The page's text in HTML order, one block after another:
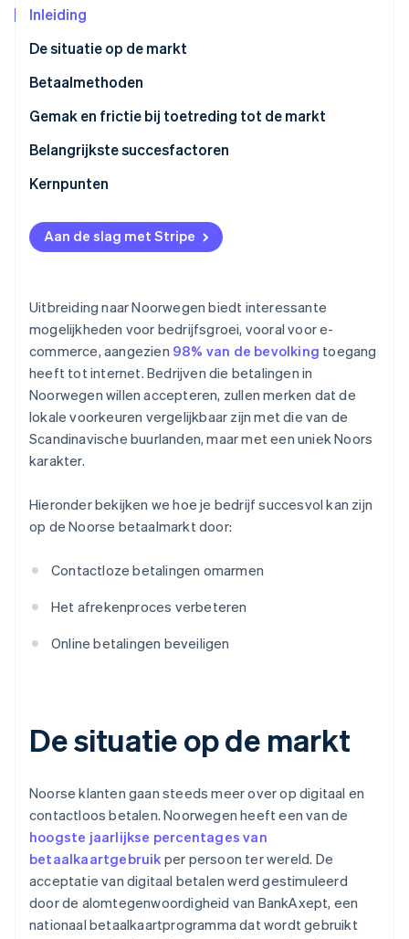
Oprichting van een start-up
Climate
CO₂-verwijdering
Identity
Ontdek hoe Stripe de economische
Nu bekijken
Ecosysteem
Partners
Inleiding
De situatie op de markt
Betaalmethoden
Huidig gebruik
Opkomende trends
Gemak en frictie bij toetreding tot de markt
Belastingen
Chargebacks en geschillen
Internationale betalingen
Beveiliging en privacy
Belangrijkste succesfactoren
Kernpunten
Contactloze betalingen gebruiken
Maak het afrekenen makkelijker
Aan de slag met Stripe
Uitbreiding naar Noorwegen biedt interessante
mogelijkheden voor bedrijfsgroei, vooral voor e-
commerce, aangezien 98% van de bevolking toegang
heeft tot internet. Bedrijven die betalingen in
Noorwegen willen accepteren, zullen merken dat de
lokale voorkeuren vergelijkbaar zijn met die van de
Scandinavische buurlanden, maar met een uniek Noors
karakter.
Hieronder bekijken we hoe je bedrijf succesvol kan zijn
op de Noorse betaalmarkt door:
Contactloze betalingen omarmen
Het afrekenproces verbeteren
Online betalingen beveiligen
De situatie op de markt
Noorse klanten gaan steeds meer over op digitaal en
contactloos betalen. Noorwegen heeft een van de
hoogste jaarlijkse percentages van
betaalkaartgebruik per persoon ter wereld. De
acceptatie van digitaal betalen werd gestimuleerd
door de alomtegenwoordigheid van BankAxept, een
nationaal betaalkaartprogramma dat wordt gebruikt